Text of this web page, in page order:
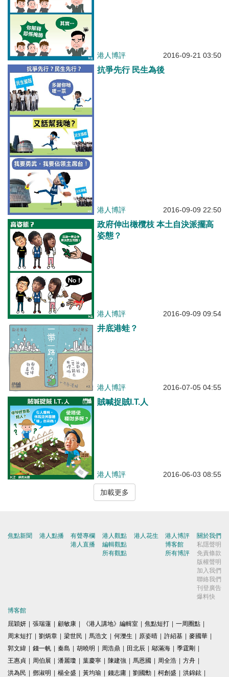
港人博評 2016-09-21 03:50
抗爭先行 民生為後
港人博評 2016-09-09 22:50
政府伸出橄欖枝 本土自決派擺高
姿態？
港人博評 2016-09-09 09:54
井底港蛙？
港人博評 2016-07-05 04:55
賊喊捉賊I.T.人
港人博評 2016-06-03 08:55
加載更多
焦點新聞 港人點播
有聲專欄
港人直播
港人觀點
編輯觀點
所有觀點
港人花生
港人博評
博客館
所有博評
關於我們
私隱聲明
免責條款
版權聲明
加入我們
聯絡我們
刊登廣告
爆料快
博客館
屈穎妍
張瑞蓮 顧敏康 《港人講地》編輯室 焦點短打 一周圈點
周末短打
劉炳章 梁世民 馬浩文 何濼生 原姿晴 許紹基 麥國華
郭文緯
錢一帆 秦島 胡曉明 周浩鼎 田北辰 鄔滿海 季霆剛
王惠貞
周伯展 潘麗瓊 葉慶寧 陳建強 馬恩國 周全浩 方舟
洪為民
鄧淑明 楊全盛 黃均瑜 錢志庸 劉國勳 柯創盛 洪錦鉉